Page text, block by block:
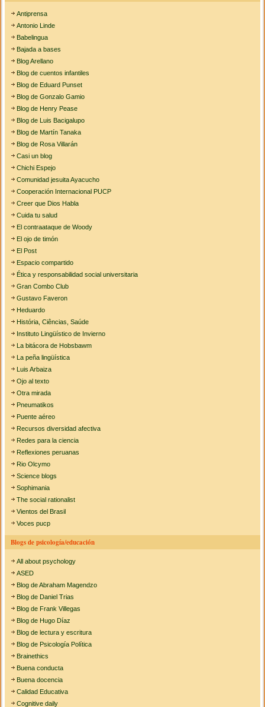
Antiprensa
Antonio Linde
Babelingua
Bajada a bases
Blog Arellano
Blog de cuentos infantiles
Blog de Eduard Punset
Blog de Gonzalo Gamio
Blog de Henry Pease
Blog de Luis Bacigalupo
Blog de Martín Tanaka
Blog de Rosa Villarán
Casi un blog
Chichi Espejo
Comunidad jesuita Ayacucho
Cooperación Internacional PUCP
Creer que Dios Habla
Cuida tu salud
El contraataque de Woody
El ojo de timón
El Post
Espacio compartido
Ética y responsabilidad social universitaria
Gran Combo Club
Gustavo Faveron
Heduardo
História, Ciências, Saúde
Instituto Lingüístico de Invierno
La bitácora de Hobsbawm
La peña lingüística
Luis Arbaiza
Ojo al texto
Otra mirada
Pneumatikos
Puente aéreo
Recursos diversidad afectiva
Redes para la ciencia
Reflexiones peruanas
Rio Olcymo
Science blogs
Sophimania
The social rationalist
Vientos del Brasil
Voces pucp
Blogs de psicología/educación
All about psychology
ASED
Blog de Abraham Magendzo
Blog de Daniel Trias
Blog de Frank Villegas
Blog de Hugo Díaz
Blog de lectura y escritura
Blog de Psicología Política
Brainethics
Buena conducta
Buena docencia
Calidad Educativa
Cognitive daily